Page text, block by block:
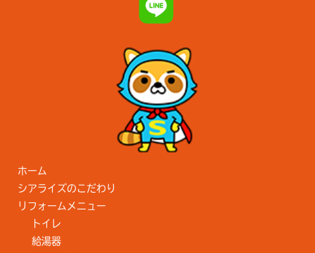
ホーム
シアライズのこだわり
リフォームメニュー
トイレ
給湯器